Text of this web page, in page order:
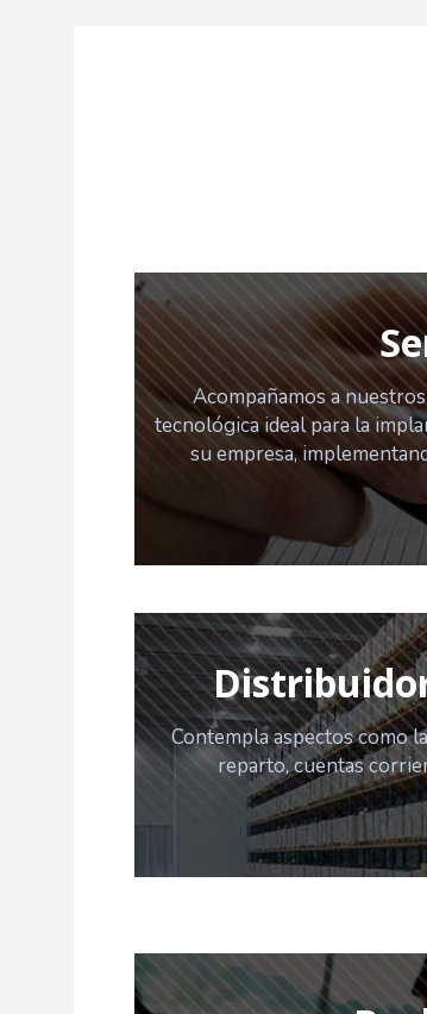
Acompañamos a
tecnológica ideal para la
su empresa,
Contempla aspectos como
reparto, cuentas